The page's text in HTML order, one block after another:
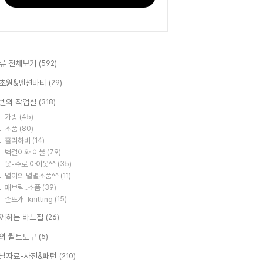
전체보기 (592)
원&펜션바티 (29)
의 작업실 (318)
가방 (45)
소품 (80)
홀리하비 (14)
벽걸이와 이불 (79)
옷-주로 아이옷^^ (35)
별이의 별별소품^^ (11)
패브릭..소품 (39)
손뜨개-knitting (15)
하는 바느질 (26)
퀼트도구 (5)
자료-사진&패턴 (210)